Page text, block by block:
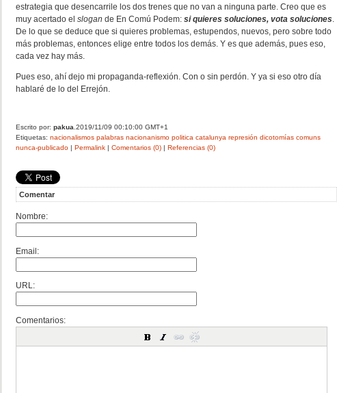
estrategia que desencarrile los dos trenes que no van a ninguna parte. Creo que es
muy acertado el slogan de En Comú Podem: si quieres soluciones, vota soluciones
De lo que se deduce que si quieres problemas, estupendos, nuevos, pero sobre todo
más problemas, entonces elige entre todos los demás. Y es que además, pues eso,
cada vez hay más.
Pues eso, ahí dejo mi propaganda-reflexión. Con o sin perdón. Y ya si eso otro día
hablaré de lo del Errejón.
Escrito por: pakua .2019/11/09 00:10:00 GMT+1
Etiquetas: nacionalismos palabras nacionanismo politica catalunya represión dicotomías comuns
nunca-publicado | Permalink | Comentarios (0) | Referencias (0)
Comentar
Nombre:
Email:
URL:
Comentarios: